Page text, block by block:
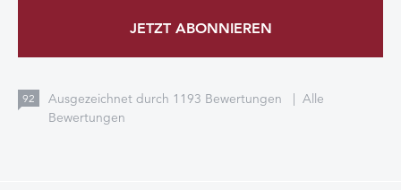
JETZT ABONNIEREN
92 Ausgezeichnet durch 1193 Bewertungen | Alle
Bewertungen